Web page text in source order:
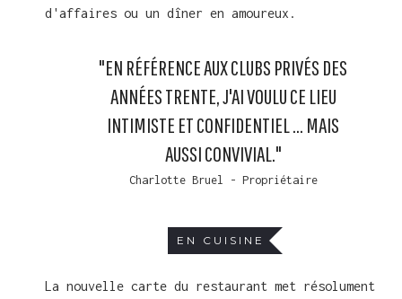
d'affaires ou un dîner en amoureux.
"EN RÉFÉRENCE AUX CLUBS PRIVÉS DES
ANNÉES TRENTE, J'AI VOULU CE LIEU
INTIMISTE ET CONFIDENTIEL ... MAIS
AUSSI CONVIVIAL."
Charlotte Bruel - Propriétaire
EN CUISINE
La nouvelle carte du restaurant met résolument